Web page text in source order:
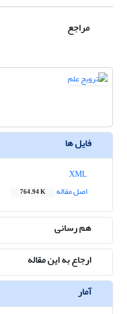
مراجع
فایل ها
اصل مقاله
764.94 K
هم رسانی
ارجاع به این مقاله
آمار